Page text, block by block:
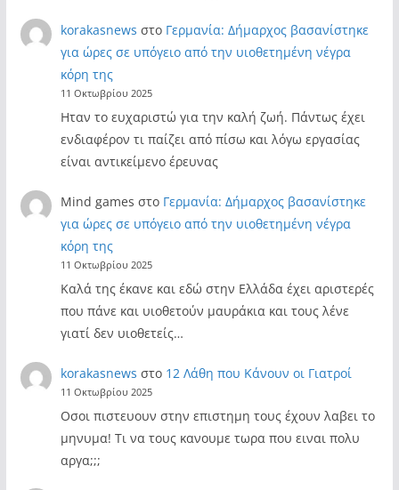
korakasnews στο Γερμανία: Δήμαρχος βασανίστηκε
για ώρες σε υπόγειο από την υιοθετημένη νέγρα
κόρη της
11 Οκτωβρίου 2025
Ηταν το ευχαριστώ για την καλή ζωή. Πάντως έχει
ενδιαφέρον τι παίζει από πίσω και λόγω εργασίας
είναι αντικείμενο έρευνας
Mind games στο Γερμανία: Δήμαρχος βασανίστηκε
για ώρες σε υπόγειο από την υιοθετημένη νέγρα
κόρη της
11 Οκτωβρίου 2025
Καλά της έκανε και εδώ στην Ελλάδα έχει αριστερές
που πάνε και υιοθετούν μαυράκια και τους λένε
γιατί δεν υιοθετείς…
korakasnews στο 12 Λάθη που Κάνουν οι Γιατροί
11 Οκτωβρίου 2025
Οσοι πιστευουν στην επιστημη τους έχουν λαβει το
μηνυμα! Τι να τους κανουμε τωρα που ειναι πολυ
αργα;;;